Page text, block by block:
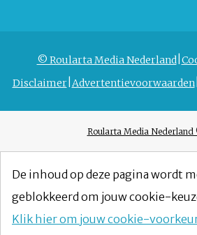
© Roularta Media Nederland
Disclaimer Advertentievoorwaarden
Roularta Media
De inhoud op deze pagina wordt
geblokkeerd om jouw cookie-
Klik hier om jouw cookie-